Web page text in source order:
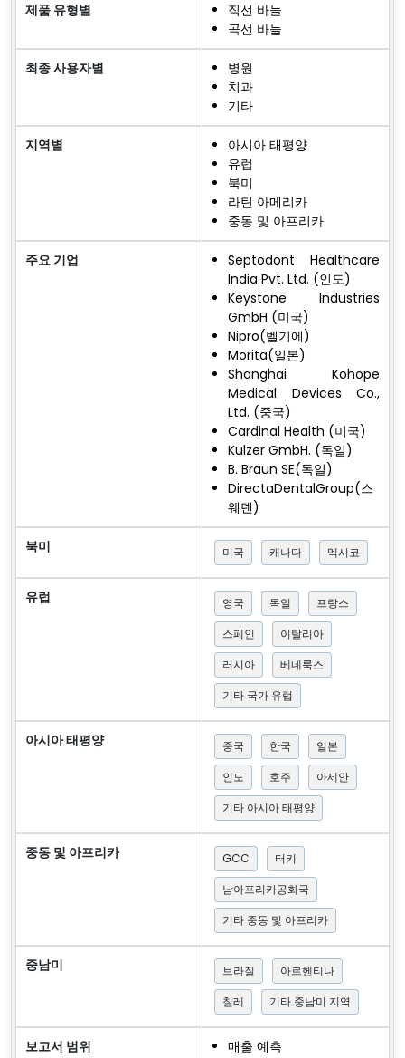
제품 유형별
직선 바늘
곡선 바늘
최종 사용자별
병원
치과
기타
지역별
아시아 태평양
유럽
북미
라틴 아메리카
중동 및 아프리카
주요 기업
Septodont Healthcare
India Pvt. Ltd. (인도)
Keystone Industries
GmbH (미국)
Nipro(벨기에)
Morita(일본)
Shanghai Kohope
Medical Devices Co.,
Ltd. (중국)
Cardinal Health (미국)
Kulzer GmbH. (독일)
B. Braun SE(독일)
DirectaDentalGroup(스
웨덴)
북미 미국 캐나다 멕시코
유럽 영국 독일
프랑스
스페인
이탈리아
러시아
베네룩스
기타 국가 유럽
아시아 태평양 중국 한국
일본
인도
호주
아세안
기타 아시아 태평양
중동 및 아프리카 GCC
터키
남아프리카공화국
기타 중동 및 아프리카
중남미 브라질
아르헨티나
칠레
기타 중남미 지역
보고서 범위
매출 예측